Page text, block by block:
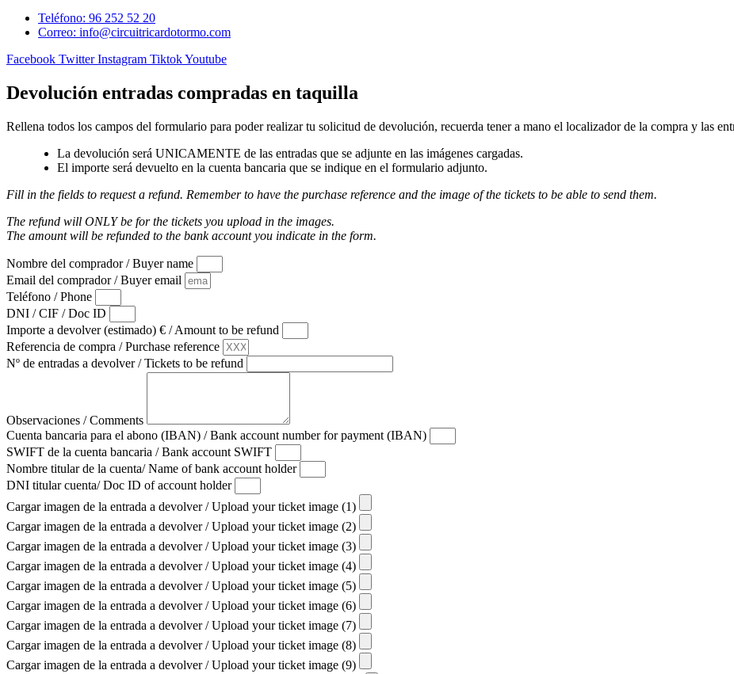
Teléfono: 96 252 52 20
Correo: info@circuitricardotormo.com
Facebook Twitter Instagram TiktokYoutube
Devolución entradas compradas en taquilla
Rellena todos los campos del formulario para poder realizar tu solicitud de devolución, recuerda tener a mano el localizador de la compra y las
La devolución será UNICAMENTE de las entradas que se adjunte en las imágenes cargadas.
El importe será devuelto en la cuenta bancaria que se indique en el formulario adjunto.
Fill in the fields to request a refund. Remember to have the purchase reference and the image of the tickets to be able to send them.
The refund will ONLY be for the tickets you upload in the images.
The amount will be refunded to the bank account you indicate in the form.
Nombre del comprador / Buyer name
Email del comprador / Buyer email
Teléfono / Phone
DNI / CIF / Doc ID
Importe a devolver (estimado) € / Amount to be refund
Referencia de compra / Purchase reference
Nº de entradas a devolver / Tickets to be refund
Observaciones / Comments
Cuenta bancaria para el abono (IBAN) / Bank account number for payment (IBAN)
SWIFT de la cuenta bancaria / Bank account SWIFT
Nombre titular de la cuenta/ Name of bank account holder
DNI titular cuenta/ Doc ID of account holder
Cargar imagen de la entrada a devolver / Upload your ticket image (1)
Cargar imagen de la entrada a devolver / Upload your ticket image (2)
Cargar imagen de la entrada a devolver / Upload your ticket image (3)
Cargar imagen de la entrada a devolver / Upload your ticket image (4)
Cargar imagen de la entrada a devolver / Upload your ticket image (5)
Cargar imagen de la entrada a devolver / Upload your ticket image (6)
Cargar imagen de la entrada a devolver / Upload your ticket image (7)
Cargar imagen de la entrada a devolver / Upload your ticket image (8)
Cargar imagen de la entrada a devolver / Upload your ticket image (9)